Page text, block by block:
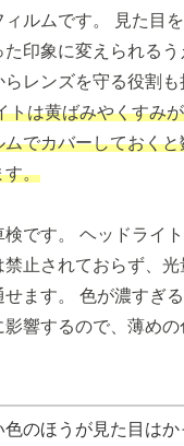
ィルムです。 見た目
た印象に変えられる
レンズを守る役割も
トは黄ばみやくすみ
でカバーしておく
す。
です。 ヘッドライ
禁止されておらず、
ます。 色が濃すぎ
響するので、薄め
色のほうが見た目は